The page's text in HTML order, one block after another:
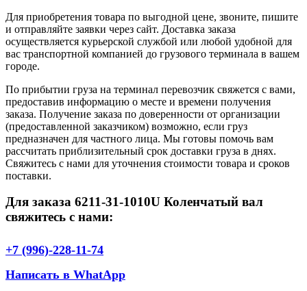
Для приобретения товара по выгодной цене, звоните, пишите
и отправляйте заявки через сайт. Доставка заказа
осуществляется курьерской службой или любой удобной для
вас транспортной компанией до грузового терминала в вашем
городе.
По прибытии груза на терминал перевозчик свяжется с вами,
предоставив информацию о месте и времени получения
заказа. Получение заказа по доверенности от организации
(предоставленной заказчиком) возможно, если груз
предназначен для частного лица. Мы готовы помочь вам
рассчитать приблизительный срок доставки груза в днях.
Свяжитесь с нами для уточнения стоимости товара и сроков
поставки.
Для заказа 6211-31-1010U Коленчатый вал
свяжитесь с нами:
+7 (996)-228-11-74
Написать в WhatApp